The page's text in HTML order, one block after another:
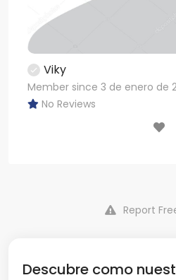
Viky
Member since 3 de enero de
No Reviews
Report
Descubre como